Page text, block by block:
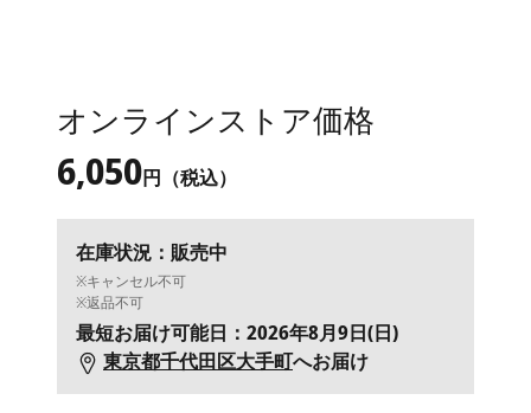
オンラインストア価格
6,050円（税込）
在庫状況：販売中
※キャンセル不可
※返品不可
最短お届け可能日：2026年8月9日(日)
東京都千代田区大手町へお届け